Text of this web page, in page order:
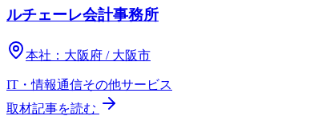
ルチェーレ会計事務所
本社： 大阪府 / 大阪市
IT・情報通信その他サービス
取材記事を読む